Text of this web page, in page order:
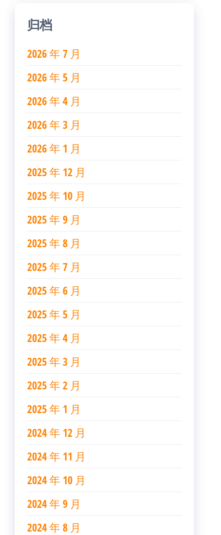
归档
2026 年 7 月
2026 年 5 月
2026 年 4 月
2026 年 3 月
2026 年 1 月
2025 年 12 月
2025 年 10 月
2025 年 9 月
2025 年 8 月
2025 年 7 月
2025 年 6 月
2025 年 5 月
2025 年 4 月
2025 年 3 月
2025 年 2 月
2025 年 1 月
2024 年 12 月
2024 年 11 月
2024 年 10 月
2024 年 9 月
2024 年 8 月